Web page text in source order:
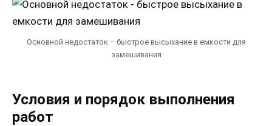
Основной недостаток – быстрое высыхание в емкости для
замешивания
Условия и порядок выполнения
работ